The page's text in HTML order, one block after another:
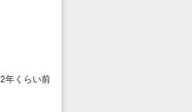
2年くらい前